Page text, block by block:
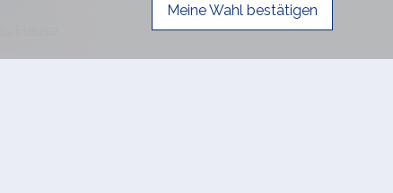
Meine Wahl bestätigen